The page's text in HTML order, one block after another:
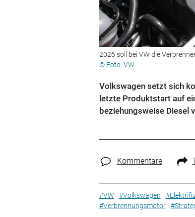
2026 soll bei VW die
© Foto: VW
Volkswagen setzt sich
letzte Produktstart auf
beziehungsweise Diesel
Kommentare
#VW #Volkswagen
#Verbrennungsmotor